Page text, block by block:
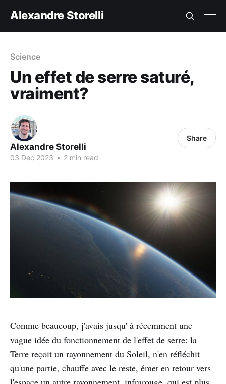
Alexandre Storelli
Science
Un effet de serre saturé,
vraiment?
Alexandre Storelli
03 Dec 2023 • 2 min read
Share
Comme beaucoup, j'avais jusqu' à récemment une
vague idée du fonctionnement de l'effet de serre: la
Terre reçoit un rayonnement du Soleil, n'en réfléchit
qu'une partie, chauffe avec le reste, émet en retour vers